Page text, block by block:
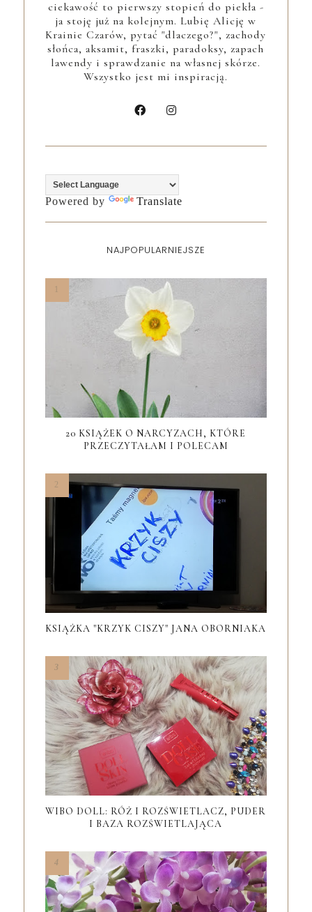
ciekawość to pierwszy stopień do piekła -
ja stoję już na kolejnym. Lubię Alicję w
Krainie Czarów, pytać "dlaczego?", zachody
słońca, aksamit, fraszki, paradoksy, zapach
lawendy i sprawdzanie na własnej skórze.
Wszystko jest mi inspiracją.
Powered by Translate
NAJPOPULARNIEJSZE
20 KSIĄŻEK O NARCYZACH, KTÓRE
PRZECZYTAŁAM I POLECAM
KSIĄŻKA "KRZYK CISZY" JANA OBORNIAKA
WIBO DOLL: RÓŻ I ROZŚWIETLACZ, PUDER
I BAZA ROZŚWIETLAJĄCA